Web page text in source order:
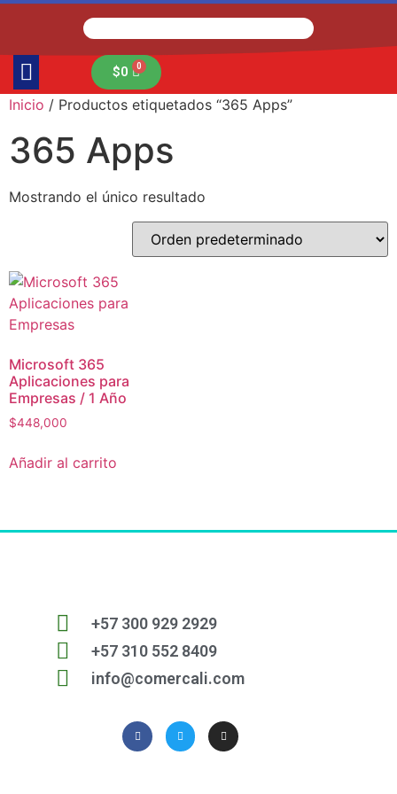
$0
Inicio / Productos etiquetados “365 Apps”
365 Apps
Mostrando el único resultado
Microsoft 365
Aplicaciones para
Empresas / 1 Año
$448,000
Añadir al carrito
+57 300 929 2929
+57 310 552 8409
info@comercali.com